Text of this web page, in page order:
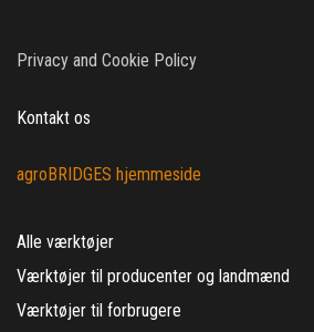
Privacy and Cookie Policy
Kontakt os
agroBRIDGES hjemmeside
Alle værktøjer
Værktøjer til producenter og landmænd
Værktøjer til forbrugere